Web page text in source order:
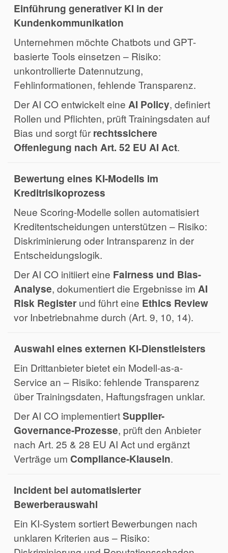
Einführung generativer KI in der
Kundenkommunikation
Unternehmen möchte Chatbots und GPT-
basierte Tools einsetzen – Risiko:
unkontrollierte Datennutzung,
Fehlinformationen, fehlende Transparenz.
Der AI CO entwickelt eine AI Policy, definiert
Rollen und Pflichten, prüft Trainingsdaten auf
Bias und sorgt fürrechtssichere
Offenlegung nach Art. 52 EU AI Act.
Bewertung eines KI-Modells im
Kreditrisikoprozess
Neue Scoring-Modelle sollen automatisiert
Kreditentscheidungen unterstützen – Risiko:
Diskriminierung oder Intransparenz in der
Entscheidungslogik.
Der AI CO initiiert eine Fairness und Bias-
Analyse, dokumentiert die Ergebnisse im AI
Risk Register und führt eine Ethics Review
vor Inbetriebnahme durch (Art. 9, 10, 14).
Auswahl eines externen KI-Dienstleisters
Ein Drittanbieter bietet ein Modell-as-a-
Service an – Risiko: fehlende Transparenz
über Trainingsdaten, Haftungsfragen unklar.
Der AI CO implementiertSupplier-
Governance-Prozesse, prüft den Anbieter
nach Art. 25 & 28 EU AI Act und ergänzt
Verträge um Compliance-Klauseln.
Incident bei automatisierter
Bewerberauswahl
Ein KI-System sortiert Bewerbungen nach
unklaren Kriterien aus – Risiko: